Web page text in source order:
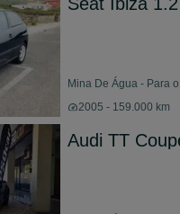
Mina De Água - Para
2005 - 159.000 km
Audi TT